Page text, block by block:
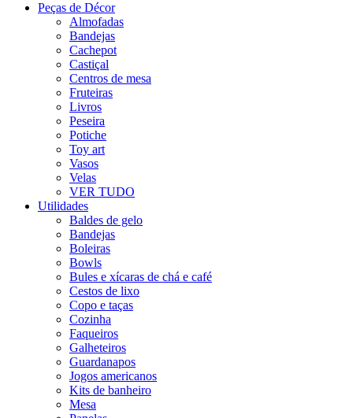
Peças de Décor
Almofadas
Bandejas
Cachepot
Castiçal
Centros de mesa
Fruteiras
Livros
Peseira
Potiche
Toy art
Vasos
Velas
VER TUDO
Utilidades
Baldes de gelo
Bandejas
Boleiras
Bowls
Bules e xícaras de chá e café
Cestos de lixo
Copo e taças
Cozinha
Faqueiros
Galheteiros
Guardanapos
Jogos americanos
Kits de banheiro
Mesa